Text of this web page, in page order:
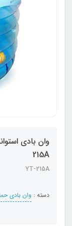
215A
YT-215A
دسته : وان بادی